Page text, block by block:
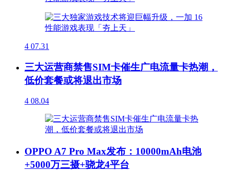
4 07.31
三大运营商禁售SIM卡催生广电流量卡热潮，
低价套餐或将退出市场
4 08.04
OPPO A7 Pro Max发布：10000mAh电池
+5000万三摄+骁龙4平台